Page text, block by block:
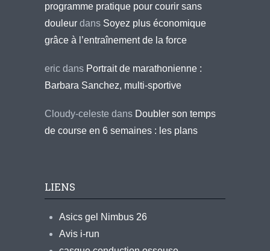
programme pratique pour courir sans
douleur dans Soyez plus économique
grâce à l’entraînement de la force
eric dans Portrait de marathonienne :
Barbara Sanchez, multi-sportive
Cloudy-celeste dans Doubler son temps
de course en 6 semaines : les plans
LIENS
Asics gel Nimbus 26
Avis i-run